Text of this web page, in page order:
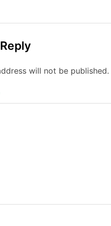
will not be published.